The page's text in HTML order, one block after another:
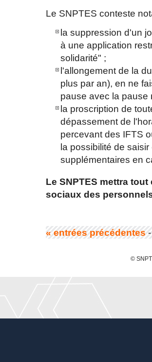
Le SNPTES conteste
la suppression d'un
à une application
solidarité" ;
l'allongement de la
plus par an), en ne
pause avec la pause
la proscription de
dépassement de
percevant des IFTS
la possibilité de
supplémentaires en
Le SNPTES mettra
sociaux des
« entrées précédentes
©